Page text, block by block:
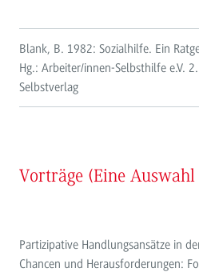
Blank, B. 1982: Sozialhilfe. Ein
Hg.: Arbeiter/innen-Selbsthilfe e.V.
Selbstverlag
Vorträge (Eine Auswahl
Partizipative Handlungsansätze in
Chancen und Herausforderungen: